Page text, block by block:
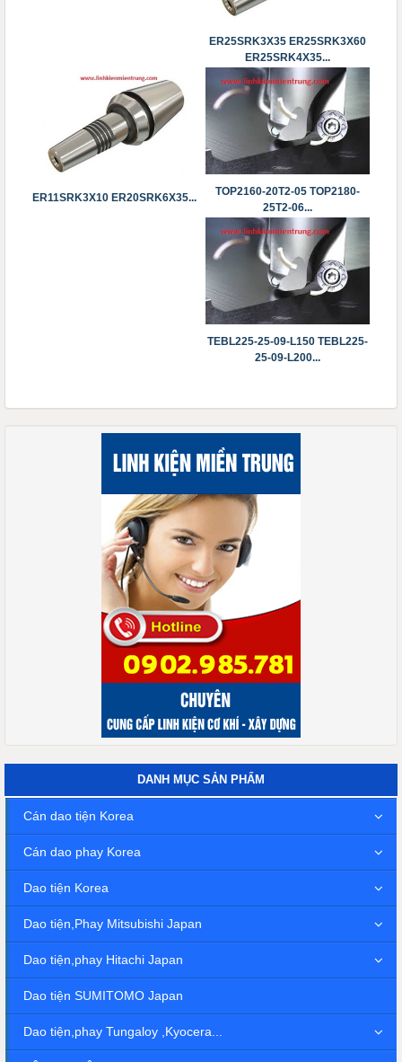
ER25SRK3X35 ER25SRK3X60
ER25SRK4X35...
ER11SRK3X10 ​​​​​​​ER20SRK6X35...
TOP2160-20T2-05 TOP2180-
25T2-06...
TEBL225-25-09-L150 TEBL225-
25-09-L200...
DANH MỤC SẢN PHẨM
Cán dao tiện Korea
Cán dao phay Korea
Dao tiện Korea
Dao tiện,Phay Mitsubishi Japan
Dao tiện,phay Hitachi Japan
Dao tiện SUMITOMO Japan
Dao tiện,phay Tungaloy ,Kyocera...